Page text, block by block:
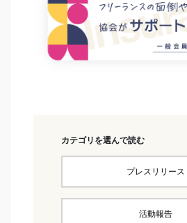
カテゴリを選んで読む
プレスリリース
活動報告